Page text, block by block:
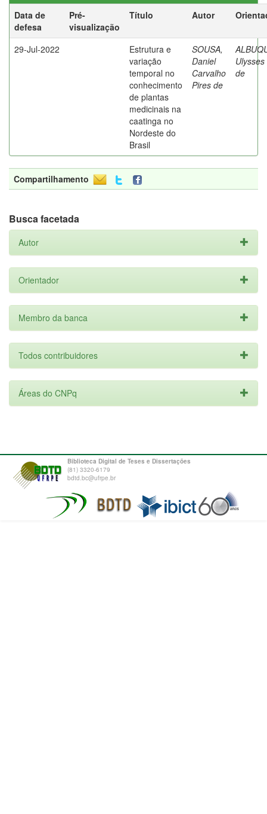
Data de
defesa
Pré-
visualização
Título Autor
29-Jul-2022
Estrutura e
variação
temporal no
conhecimento
de plantas
medicinais na
caatinga no
Nordeste do
Brasil
SOUSA,
Daniel
Carvalho
Pires de
de
Compartilhamento
Busca facetada
Autor
Orientador
Membro da banca
Todos contribuidores
Áreas do CNPq
Biblioteca Digital de Teses e Dissertações
(81) 3320-6179
bdtd.bc@ufrpe.br